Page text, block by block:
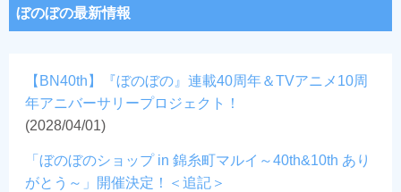
ぼのぼの最新情報
【BN40th】『ぼのぼの』連載40周年＆TVアニメ10周
年アニバーサリープロジェクト！
(2028/04/01)
「ぼのぼのショップ in 錦糸町マルイ～40th&10th あり
がとう～」開催決定！＜追記＞